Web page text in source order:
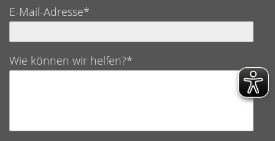
E-Mail-Adresse*
Wie können wir helfen?*